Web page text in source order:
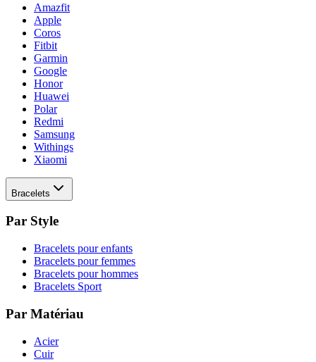
Amazfit
Apple
Coros
Fitbit
Garmin
Google
Honor
Huawei
Polar
Redmi
Samsung
Withings
Xiaomi
Bracelets
Par Style
Bracelets pour enfants
Bracelets pour femmes
Bracelets pour hommes
Bracelets Sport
Par Matériau
Acier
Cuir